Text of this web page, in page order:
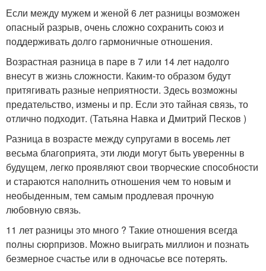
Если между мужем и женой 6 лет разницы возможен
опасный разрыв, очень сложно сохранить союз и
поддерживать долго гармоничные отношения.
Возрастная разница в паре в 7 или 14 лет надолго
внесут в жизнь сложности. Каким-то образом будут
притягивать разные неприятности. Здесь возможны
предательство, измены и пр. Если это тайная связь, то
отлично подходит. (Татьяна Навка и Дмитрий Песков )
Разница в возрасте между супругами в восемь лет
весьма благоприята, эти люди могут быть уверенны в
будущем, легко проявляют свои творческие способности
и стараются наполнить отношения чем то новым и
необыденным, тем самым продлевая прочную
любовную связь.
11 лет разницы это много ? Такие отношения всегда
полны сюрпризов. Можно выиграть миллион и познать
безмерное счастье или в одночасье все потерять.